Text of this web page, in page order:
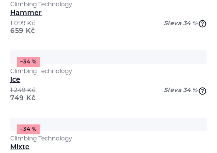
Climbing Technology
Hammer
1 099Kč Sleva 34 %
659 Kč
−34 %
Climbing Technology
Ice
1 249Kč Sleva 34 %
749 Kč
−34 %
Climbing Technology
Mixte